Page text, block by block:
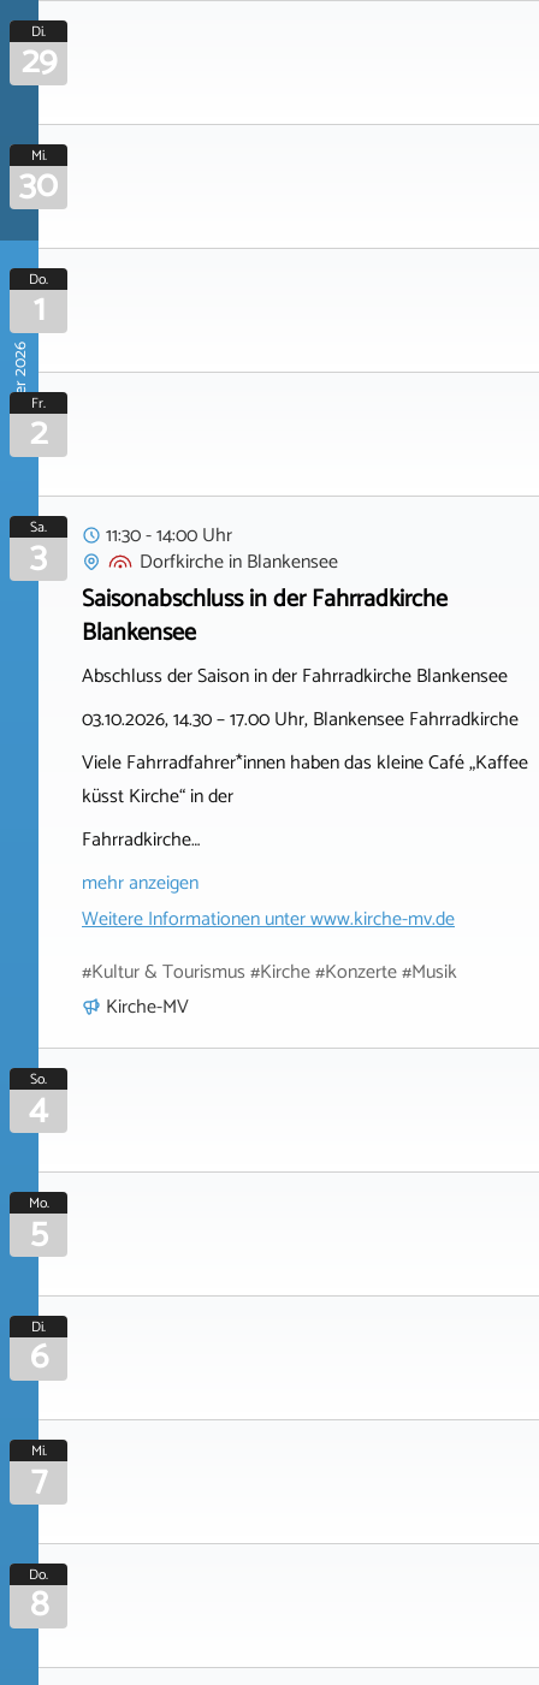
Di.
29
Mi.
30
Oktober 2026
Do.
1
Fr.
2
Sa.
3
11:30 - 14:00 Uhr
DorfkircheinBlankensee
Saisonabschluss in der Fahrradkirche
Blankensee
Abschluss der Saison in der Fahrradkirche Blankensee
03.10.2026, 14.30 – 17.00 Uhr, Blankensee Fahrradkirche
Viele Fahrradfahrer*innen haben das kleine Café „Kaffee
küsst Kirche“ in der
Fahrradkirche…
mehr anzeigen
Weitere Informationen unterwww.kirche-mv.de
#Kultur & Tourismus #Kirche #Konzerte #Musik
Kirche-MV
So.
4
Mo.
5
Di.
6
Mi.
7
Do.
8